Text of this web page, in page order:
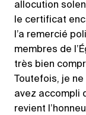
allocution
le certificat
l’a remercié
membres de
très bien
Toutefois, je
avez accompli
revient